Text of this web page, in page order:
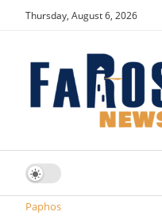
Thursday, August 6, 2026
Home
Paphos